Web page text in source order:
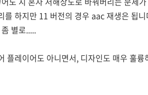
하지만 11 버전의 경우 aac 재생은 됩
별로.....
플레이어도 아니면서, 디자인도 매우 훌